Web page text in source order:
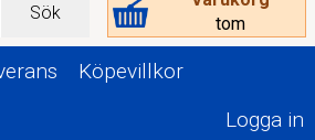
tom
Sök
Köpevillkor
Logga in